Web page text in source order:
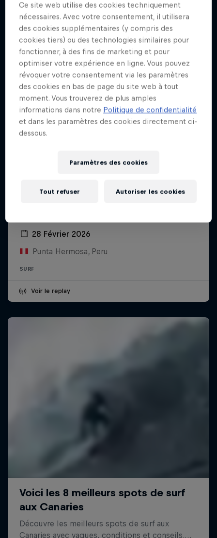
J'en veux encore !
28 Février 2026
Punta Hermosa, Peru
SURF
Voir le replay
Ce site web utilise des cookies techniquement
nécessaires. Avec votre consentement, il utilisera
des cookies supplémentaires (y compris des
cookies tiers) ou des technologies similaires pour
fonctionner, à des fins de marketing et pour
optimiser votre expérience en ligne. Vous pouvez
révoquer votre consentement via les paramètres
des cookies en bas de page du site web à tout
moment. Vous trouverez de plus amples
informations dans notre Politique de confidentialité
et dans les paramètres des cookies directement ci-
dessous.
Paramètres des cookies
Tout refuser Autoriser les cookies